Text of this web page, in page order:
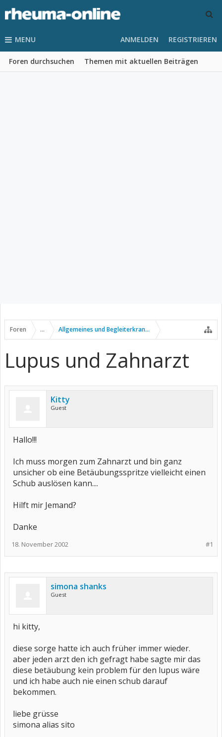
MENU
Foren durchsuchen Themen mit aktuellen Beiträgen
ANMELDEN REGISTRIEREN
Foren ... Allgemeines und Begleiterkrankungen
Lupus und Zahnarzt
Kitty
Guest
Hallo!!!
Ich muss morgen zum Zahnarzt und bin ganz
unsicher ob eine Betäubungsspritze vielleicht einen
Schub auslösen kann....
Hilft mir Jemand?
Danke
#1
18. November 2002
simona shanks
Guest
hi kitty,
diese sorge hatte ich auch früher immer wieder.
aber jeden arzt den ich gefragt habe sagte mir das
diese betäubung kein problem für den lupus wäre
und ich habe auch nie einen schub darauf
bekommen.
liebe grüsse
simona alias sito